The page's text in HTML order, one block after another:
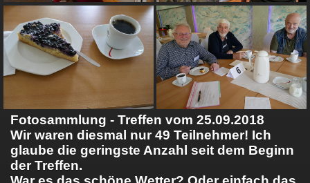
Fotosammlung - Treffen vom 25.09.2018
Wir waren diesmal nur 49 Teilnehmer! Ich
glaube die geringste Anzahl seit dem Beginn
der Treffen.